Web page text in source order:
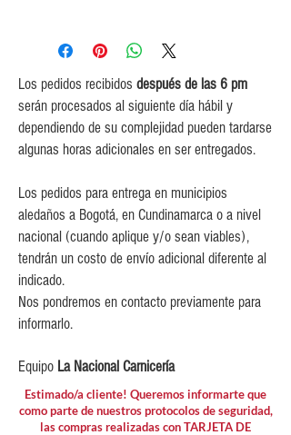
iguales o mayores a $350,000.
$5,000 para pedidos entre
$150,000 y $349,999.
$10,000 para pedidos entre
$80,000 y $149,999.
$15,000 para pedidos menores de
$80,000
Los pedidos recibidos después de las 6 pm
serán procesados al siguiente día hábil y
dependiendo de su complejidad pueden tardarse
algunas horas adicionales en ser entregados.
Los pedidos para entrega en municipios
aledaños a Bogotá, en Cundinamarca o a nivel
nacional (cuando aplique y/o sean viables),
tendrán un costo de envío adicional diferente al
indicado.
Nos pondremos en contacto previamente para
informarlo.
Equipo La Nacional Carnicería
Estimado/a cliente! Queremos informarte que
como parte de nuestros protocolos de seguridad,
las compras realizadas con TARJETA DE